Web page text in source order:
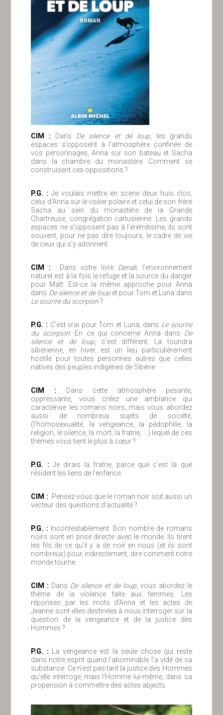
ClM : Dans De silence et de loup, les grands
espaces s’opposent à l’atmosphère confinée de
vos personnages, Anna sur son bateau et Sacha
dans la chambre du monastère. Comment se
construisent ces oppositions ?
P.G. :Je voulais mettre en scène deux huis clos,
celui d’Anna sur le voilier polaire et celui de son frère
Sacha au sein du monastère de la Grande
Chartreuse, congrégation cartusienne. Les grands
espaces ne s’opposent pas à l’érémitisme, ils sont
souvent, pour ne pas dire toujours, le cadre de vie
de ceux qui s’y adonnent.
ClM : Dans votre livre Denali, l’environnement
naturel est à la fois le refuge et la source du danger
pour Matt. Est-ce la même approche pour Anna
dans De silence et de loupet pour Tom et Luna dans
Le sourire du scorpion?
P.G. : C’est vrai pour Tom et Luna, dans Le sourire
du scorpion. En ce qui concerne Anna dans De
silence et de loup , c’est différent. La toundra
sibérienne, en hiver, est un lieu particulièrement
hostile pour toutes personnes autres que celles
natives des peuples indigènes de Sibérie.
ClM : Dans cette atmosphère pesante,
oppressante, vous créez une ambiance qui
caractérise les romans noirs, mais vous abordez
aussi de nombreux sujets de société,
(l’homosexualité, la vengeance, la pédophilie, la
religion, le silence, la mort, la fratrie, …) lequel de ces
thèmes vous tient le plus à cœur ?
P.G. : Je dirais la fratrie, parce que c’est là que
résident les liens de l’enfance.
ClM : Pensez-vous que le roman noir soit aussi un
vecteur des questions d’actualité ?
P.G. :
Incontestablement. Bon nombre de romans
noirs sont en prise directe avec le monde. Ils tirent
les fils de ce qu’il y a de noir en nous (et ils sont
nombreux) pour, indirectement, dire comment notre
monde tourne.
ClM : Dans De silence et de loup, vous abordez le
thème de la violence faite aux femmes. Les
réponses par les mots d’Anna et les actes de
Jeanne sont-elles destinées à nous interroger sur la
question de la vengeance et de la justice des
Hommes ?
P.G. :
La vengeance est la seule chose qui reste
dans notre esprit quand l’abominable l’a vidé de sa
substance. Ce n’est pas tant la justice des Hommes
qu’elle interroge, mais l’Homme lui-même, dans sa
propension à commettre des actes abjects.